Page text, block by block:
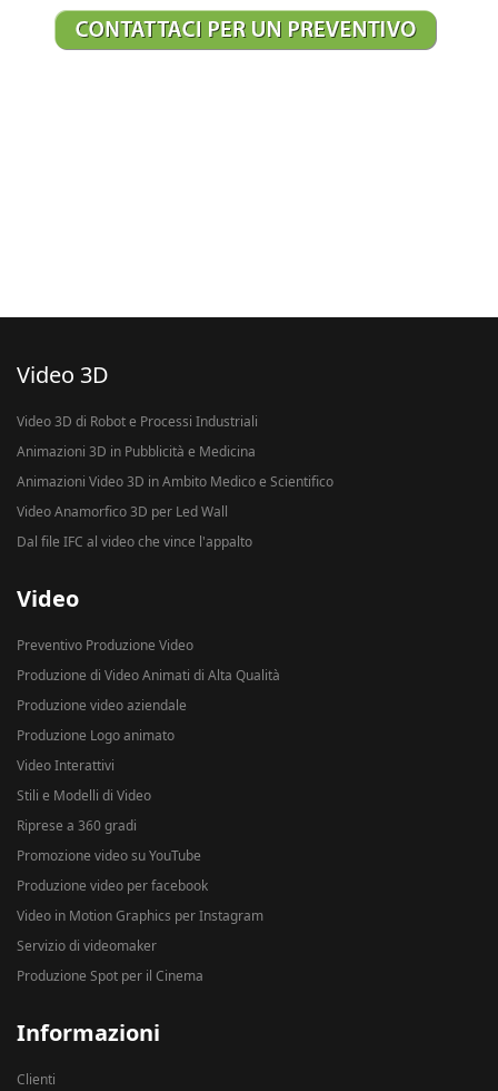
Video 3D
Video 3D di Robot e Processi Industriali
Animazioni 3D in Pubblicità e Medicina
Animazioni Video 3D in Ambito Medico e Scientifico
Video Anamorfico 3D per Led Wall
Dal file IFC al video che vince l'appalto
Video
Preventivo Produzione Video
Produzione di Video Animati di Alta Qualità
Produzione video aziendale
Produzione Logo animato
Video Interattivi
Stili e Modelli di Video
Riprese a 360 gradi
Promozione video su YouTube
Produzione video per facebook
Video in Motion Graphics per Instagram
Servizio di videomaker
Produzione Spot per il Cinema
Informazioni
Clienti